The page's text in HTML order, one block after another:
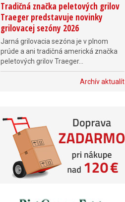
Tradičná značka peletových grilov
Traeger predstavuje novinky
grilovacej sezóny 2026
Jarná grilovacia sezóna je v plnom
prúde a ani tradičná americká značka
peletových grilov Traeger...
Archív aktualít